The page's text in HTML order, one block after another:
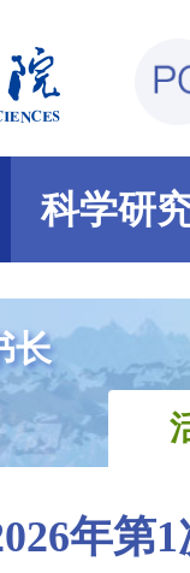
科学研
长
年第